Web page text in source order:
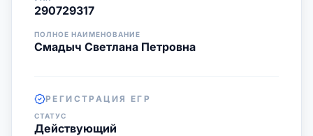
290729317
ПОЛНОЕ НАИМЕНОВАНИЕ
Смадыч Светлана Петровна
РЕГИСТРАЦИЯ ЕГР
СТАТУС
Действующий